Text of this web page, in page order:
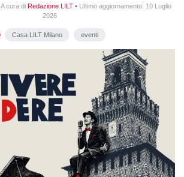
A cura di Redazione LILT • Ultimo aggiornamento: 10 Luglio
2026
Casa LILT Milano eventi